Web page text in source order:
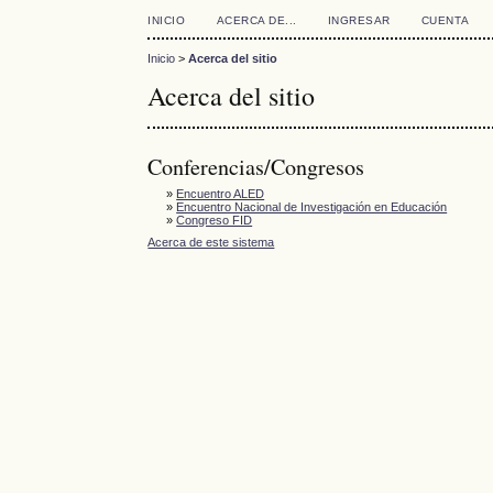
INICIO ACERCA DE... INGRESAR CUENTA
Inicio >Acerca del sitio
Acerca del sitio
Conferencias/Congresos
» Encuentro ALED
» Encuentro Nacional de Investigación en Educación
»Congreso FID
Acerca de este sistema